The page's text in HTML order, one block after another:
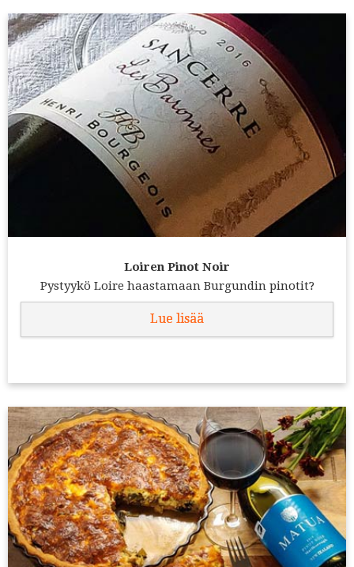
Loiren Pinot Noir
Pystyykö Loire haastamaan Burgundin pinotit?
Lue lisää